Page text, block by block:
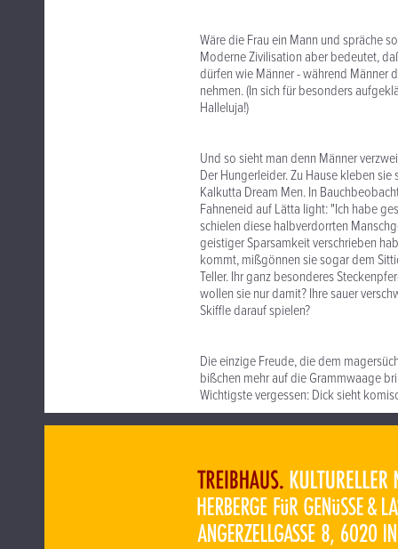
Wäre die Frau ein Mann und spräche
Moderne Zivilisation aber bedeutet,
dürfen wie Männer - während Männer
nehmen. (In sich für besonders
Halleluja!)
Und so sieht man denn Männer
Der Hungerleider. Zu Hause kleben
Kalkutta Dream Men. In
Fahneneid auf Lätta light: "Ich habe
schielen diese halbverdorrten
geistiger Sparsamkeit verschrieben
kommt, mißgönnen sie sogar dem
Teller. Ihr ganz besonderes
wollen sie nur damit? Ihre sauer
Skiffle darauf spielen?
Die einzige Freude, die dem
bißchen mehr auf die Grammwaage
Wichtigste vergessen: Dick sieht